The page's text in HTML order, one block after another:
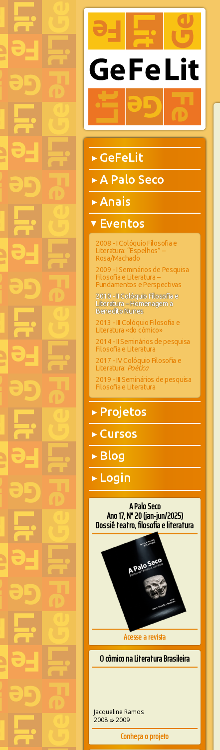
▶ GeFeLit
▶ A Palo Seco
▶ Anais
▶ Eventos
2008 - I Colóquio Filosofia e
Literatura: “Espelhos” –
Rosa/Machado
2009 - I Seminários de Pesquisa
Filosofia e Literatura –
Fundamentos e Perspectivas
2010 - II Colóquio Filosofia e
Literatura – Homenagem a
Benedito Nunes
2013 - III Colóquio Filosofia e
Literatura «do cômico»
2014 - II Seminários de pesquisa
Filosofia e Literatura
2017 - IV Colóquio Filosofia e
Literatura: Poética
2019 - III Seminários de pesquisa
Filosofia e Literatura
▶ Projetos
▶ Cursos
▶ Blog
▶ Login
A Palo Seco
Ano 17, N° 20 (jan-jun/2025)
Dossiê teatro, filosofia e literatura
Acesse a revista
O cômico na Literatura Brasileira
Jacqueline Ramos
2008 ➭ 2009
Conheça o projeto